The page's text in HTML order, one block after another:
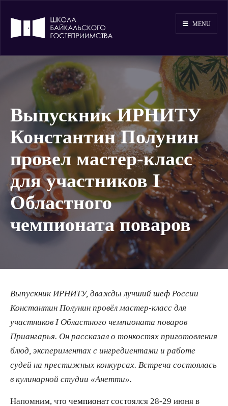
MENU
Выпускник ИРНИТУ
Константин Полунин
провел мастер-класс
для участников I
Областного
чемпионата поваров
Выпускник ИРНИТУ, дважды лучший шеф России
Константин Полунин провёл мастер-класс для
участников I Областного чемпионата поваров
Приангарья. Он рассказал о тонкостях приготовления
блюд, экспериментах с ингредиентами и работе
судей на престижных конкурсах. Встреча состоялась
в кулинарной студии «Анетти».
Напомним, что чемпионатсостоялся 28-29 июня в